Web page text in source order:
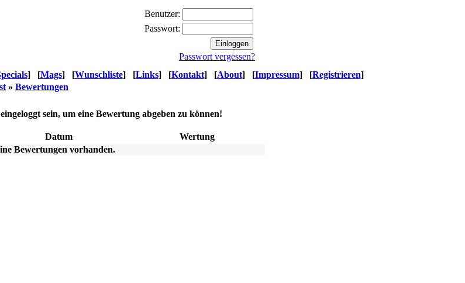
Benutzer:
Passwort:
Passwort vergessen?
] [Mags] [Wunschliste] [Links] [Kontakt] [About] [Impressum] [Registrieren]
» Bewertungen
sein, um eine Bewertung abgeben zu können!
Datum
Wertung
Bewertungen vorhanden.